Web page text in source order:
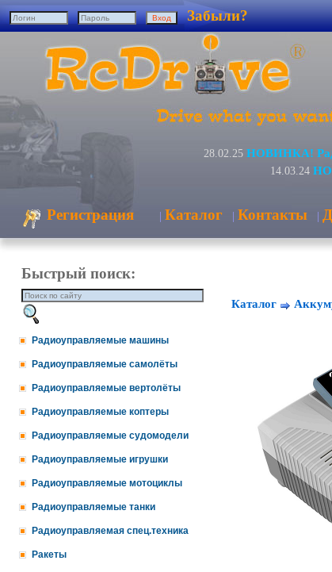
Забыли?
28.02.25 НОВИНКА!
14.03.24
Регистрация | Каталог | Контакты |
Быстрый поиск:
Радиоуправляемые машины
Радиоуправляемые самолёты
Радиоуправляемые вертолёты
Радиоуправляемые коптеры
Радиоуправляемые судомодели
Радиоуправляемые игрушки
Радиоуправляемые мотоциклы
Радиоуправляемые танки
Радиоуправляемая спец.техника
Ракеты
Каталог